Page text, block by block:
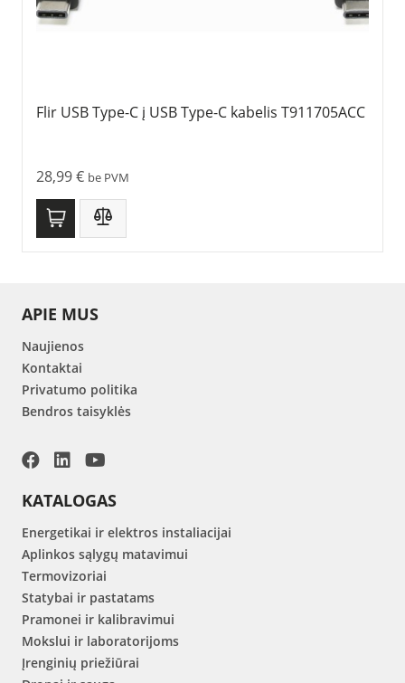
Flir USB Type-C į USB Type-C kabelis T911705ACC
28,99€ be PVM
APIE MUS
Naujienos
Kontaktai
Privatumo politika
Bendros taisyklės
KATALOGAS
Energetikai ir elektros instaliacijai
Aplinkos sąlygų matavimui
Termovizoriai
Statybai ir pastatams
Pramonei ir kalibravimui
Mokslui ir laboratorijoms
Įrenginių priežiūrai